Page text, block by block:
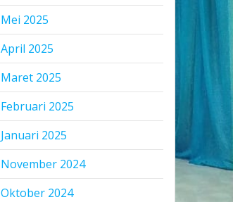
Mei 2025
April 2025
Maret 2025
Februari 2025
Januari 2025
November 2024
Oktober 2024